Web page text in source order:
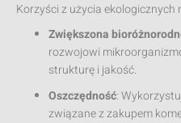
Korzyści z użycia ekologicznych
Zwiększona
rozwojowi
strukturę i jakość.
Oszczędność:
związane z zakupem